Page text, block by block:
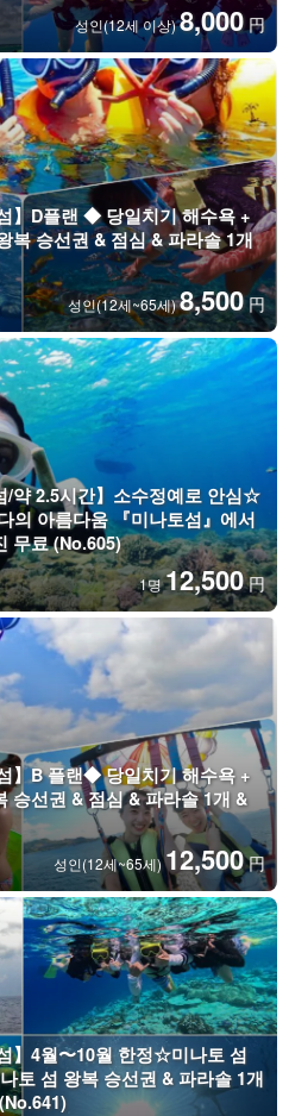
성인(12세 이상)8,000 円
】D플랜 ◆ 당일치기 해수욕 +
복 승선권 & 점심 & 파라솔 1개
성인(12세~65세)8,500 円
/약 2.5시간】소수정예로 안심☆
의 아름다움 『미나토섬』에서
무료 (No.605)
1명12,500 円
】B 플랜◆ 당일치기 해수욕 +
승선권 & 점심 & 파라솔 1개 &
성인(12세~65세)12,500 円
】4월〜10월 한정☆미나토 섬
토 섬 왕복 승선권 & 파라솔 1개